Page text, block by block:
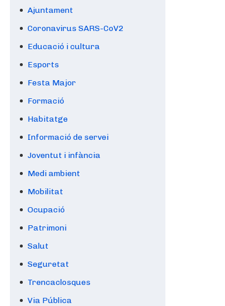
Ajuntament
Coronavirus SARS-CoV2
Educació i cultura
Esports
Festa Major
Formació
Habitatge
Informació de servei
Joventut i infància
Medi ambient
Mobilitat
Ocupació
Patrimoni
Salut
Seguretat
Trencaclosques
Via Pública